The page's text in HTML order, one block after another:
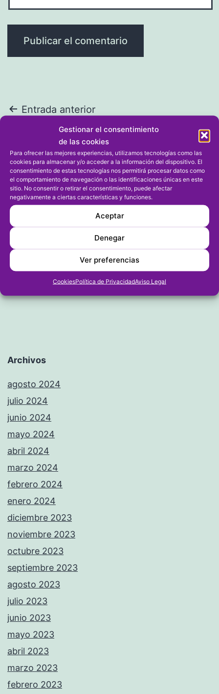
Gestionar el consentimiento
de las cookies
Para ofrecer las mejores experiencias, utilizamos tecnologías como las
cookies para almacenar y/o acceder a la información del dispositivo. El
consentimiento de estas tecnologías nos permitirá procesar datos como
el comportamiento de navegación o las identificaciones únicas en este
sitio. No consentir o retirar el consentimiento, puede afectar
negativamente a ciertas características y funciones.
Aceptar
Denegar
Ver preferencias
CookiesPolítica de PrivacidadAviso Legal
Navegación
entradas
Entrada anterior
La última etapa de la Volta a la
Comunitat para Élite, Sub 23 y
Máster se disputa en Dénia el 18 de
febrero
Entrada siguiente
Villareal (Dénia), Pérez (Gata) y
Chira (Gata) ganan la tercera
prueba del Circuit Sub 16 Marina
Alta
Archivos
agosto 2024
julio 2024
junio 2024
mayo 2024
abril 2024
marzo 2024
febrero 2024
enero 2024
diciembre 2023
noviembre 2023
octubre 2023
septiembre 2023
agosto 2023
julio 2023
junio 2023
mayo 2023
abril 2023
marzo 2023
febrero 2023